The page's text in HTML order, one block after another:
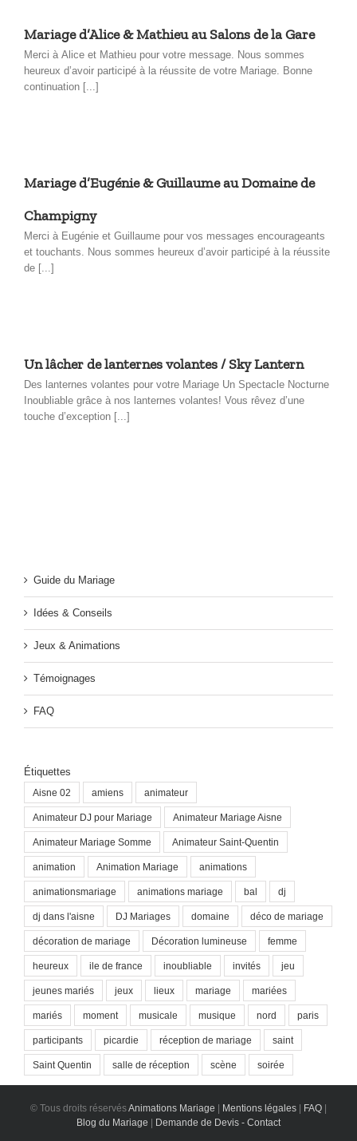
Mariage d’Alice & Mathieu au Salons de la Gare
Merci à Alice et Mathieu pour votre message. Nous sommes
heureux d’avoir participé à la réussite de votre Mariage. Bonne
continuation [...]
Mariage d’Eugénie & Guillaume au Domaine de
Champigny
Merci à Eugénie et Guillaume pour vos messages encourageants
et touchants. Nous sommes heureux d’avoir participé à la réussite
de [...]
Un lâcher de lanternes volantes / Sky Lantern
Des lanternes volantes pour votre Mariage Un Spectacle Nocturne
Inoubliable grâce à nos lanternes volantes! Vous rêvez d’une
touche d’exception [...]
Guide du Mariage
Idées & Conseils
Jeux & Animations
Témoignages
FAQ
Étiquettes
Aisne 02 amiens animateur
Animateur DJ pour Mariage Animateur Mariage Aisne
Animateur Mariage Somme Animateur Saint-Quentin
animation Animation Mariage animations
animationsmariage animations mariage bal dj
dj dans l'aisne DJ Mariages domaine déco de mariage
décoration de mariage Décoration lumineuse femme
heureux ile de france inoubliable invités jeu
jeunes mariés jeux lieux mariage mariées
mariés moment musicale musique nord paris
participants picardie réception de mariage saint
Saint Quentin salle de réception scène soirée
© Tous droits réservésAnimations Mariage Mentions légales FAQ
Blog du Mariage
Demande de Devis - Contact